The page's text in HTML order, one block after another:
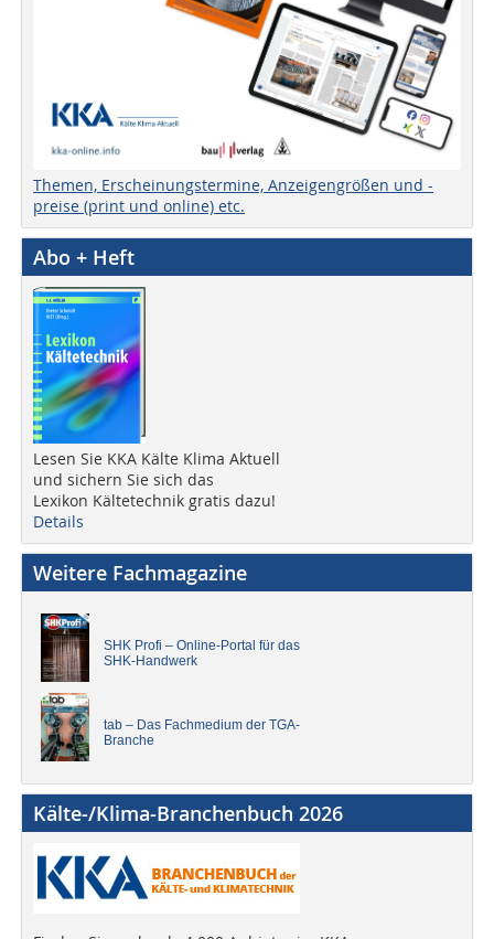
Themen, Erscheinungstermine, Anzeigengrößen und -
preise (print und online) etc.
Abo + Heft
Lesen Sie KKA Kälte Klima Aktuell
und sichern Sie sich das
Lexikon Kältetechnik gratis dazu!
Details
Weitere Fachmagazine
SHK Profi – Online-Portal für das
SHK-Handwerk
tab – Das Fachmedium der TGA-
Branche
Kälte-/Klima-Branchenbuch 2026